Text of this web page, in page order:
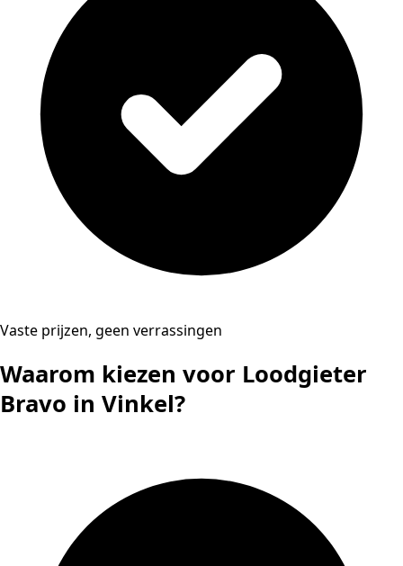
Vaste prijzen, geen verrassingen
Waarom kiezen voor Loodgieter
Bravo in Vinkel?